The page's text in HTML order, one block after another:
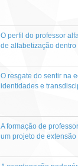
O perfil do professor
de alfabetização
O resgate do sentir na
identidades e
A formação de
um projeto de